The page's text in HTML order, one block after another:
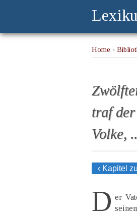
Home ›
traf der
Volke,
‹ Kapitel
D er